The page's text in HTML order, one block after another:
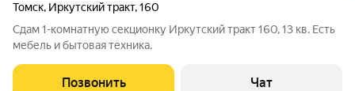
Томск, Иркутский тракт,160
Сдам 1-комнатную секционку Иркутский тракт 160, 13 кв. Есть
мебель и бытовая техника.
Позвонить Чат